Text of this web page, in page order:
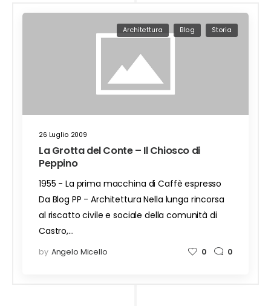
26 Luglio 2009
Architettura Blog Storia
La Grotta del Conte – Il Chiosco di
Peppino
1955 - La prima macchina di Caffè espresso
Da Blog PP - Architettura Nella lunga rincorsa
al riscatto civile e sociale della comunità di
Castro,…
by Angelo Micello 0 0